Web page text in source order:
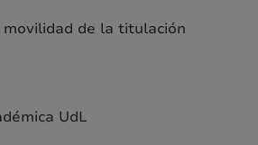
de la titulación
UdL